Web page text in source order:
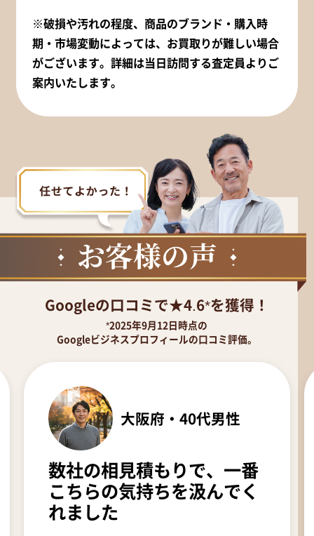
※破損や汚れの程度、商品のブランド・購入時
期・市場変動によっては、お買取りが難しい場合
がございます。詳細は当日訪問する査定員よりご
案内いたします。
Googleの口コミで★4.6*を獲得！
*2025年9月12日時点の
Googleビジネスプロフィールの口コミ評価。
大阪府・40代男性
数社の相見積もりで、一番
こちらの気持ちを汲んでく
れました